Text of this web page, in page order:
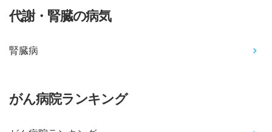
代謝・腎臓の病気
腎臓病
がん病院ランキング